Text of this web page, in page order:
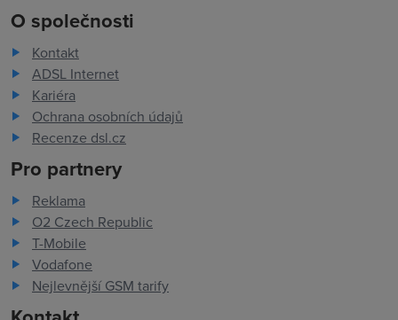
O společnosti
Kontakt
ADSL Internet
Kariéra
Ochrana osobních údajů
Recenze dsl.cz
Pro partnery
Reklama
O2 Czech Republic
T-Mobile
Vodafone
Nejlevnější GSM tarify